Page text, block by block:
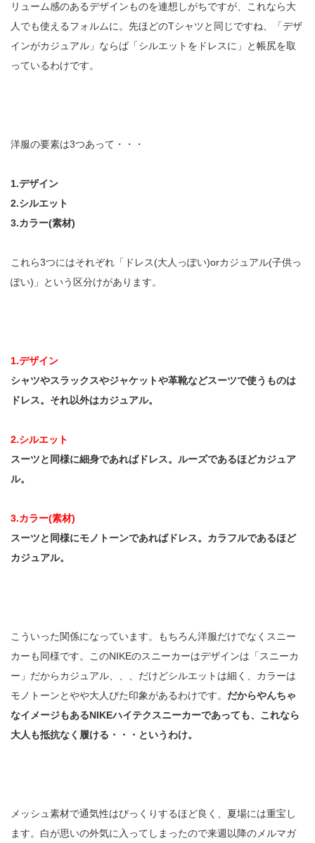
リューム感のあるデザインものを連想しがちですが、これなら大
人でも使えるフォルムに。先ほどのTシャツと同じですね、「デザ
インがカジュアル」ならば「シルエットをドレスに」と帳尻を取
っているわけです。
洋服の要素は3つあって・・・
1.デザイン
2.シルエット
3.カラー(素材)
これら3つにはそれぞれ「ドレス(大人っぽい)orカジュアル(子供っ
ぽい)」という区分けがあります。
1.デザイン
シャツやスラックスやジャケットや革靴などスーツで使うものは
ドレス。それ以外はカジュアル。
2.シルエット
スーツと同様に細身であればドレス。ルーズであるほどカジュア
ル。
3.カラー(素材)
スーツと同様にモノトーンであればドレス。カラフルであるほど
カジュアル。
こういった関係になっています。もちろん洋服だけでなくスニー
カーも同様です。このNIKEのスニーカーはデザインは「スニーカ
ー」だからカジュアル、、、だけどシルエットは細く、カラーは
モノトーンとやや大人びた印象があるわけです。 だからやんちゃ
なイメージもあるNIKEハイテクスニーカーであっても、これなら
大人も抵抗なく履ける・・・というわけ。
メッシュ素材で通気性はびっくりするほど良く、夏場には重宝し
ます。白が思いの外気に入ってしまったので来週以降のメルマガ